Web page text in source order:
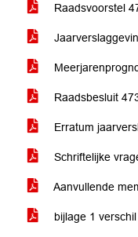
Raadsvoorstel
Raadsbesluit
Erratum
Schriftelijke
Aanvullende
bijlage 1